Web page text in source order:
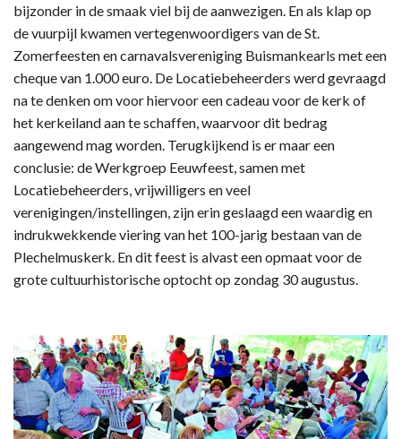
bijzonder in de smaak viel bij de aanwezigen. En als klap op
de vuurpijl kwamen vertegenwoordigers van de St.
Zomerfeesten en carnavalsvereniging Buismankearls met een
cheque van 1.000 euro. De Locatiebeheerders werd gevraagd
na te denken om voor hiervoor een cadeau voor de kerk of
het kerkeiland aan te schaffen, waarvoor dit bedrag
aangewend mag worden. Terugkijkend is er maar een
conclusie: de Werkgroep Eeuwfeest, samen met
Locatiebeheerders, vrijwilligers en veel
verenigingen/instellingen, zijn erin geslaagd een waardig en
indrukwekkende viering van het 100-jarig bestaan van de
Plechelmuskerk. En dit feest is alvast een opmaat voor de
grote cultuurhistorische optocht op zondag 30 augustus.